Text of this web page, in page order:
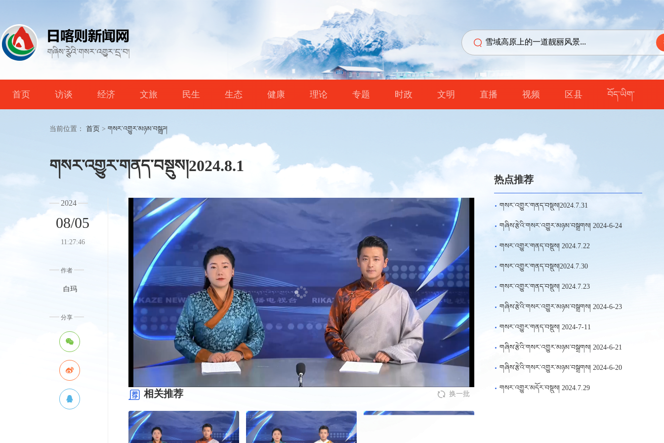
首页 访谈 经济 文旅 民生 生态 健康 理论 专题 时政 文明 直播 视频 区县 བོད་ཡིག་
当前位置： 首页 > གསར་འགྱུར་མཉམ་བསྒྲཌ།
གསར་འགྱུར་གནད་བསྡུས།2024.8.1
2024
08/05
11:27:46
作者
白玛
分享
0:00
相关推荐 换一批
热点推荐
གསར་འགྱུར་གནད་བསྡུས།2024.7.31
གཞིས་རྩེའི་གསར་འགྱུར་མཉམ་བསྒྲགས། 2024-6-24
གསར་འགྱུར་གནད་བསྡུས། 2024.7.22
གསར་འགྱུར་གནད་བསྡུས།2024.7.30
གསར་འགྱུར་གནད་བསྡུས། 2024.7.23
གཞིས་རྩེའི་གསར་འགྱུར་མཉམ་བསྒྲགས། 2024-6-23
གསར་འགྱུར་གནད་བསྡུས། 2024-7-11
གཞིས་རྩེའི་གསར་འགྱུར་མཉམ་བསྒྲགས། 2024-6-21
གཞིས་རྩེའི་གསར་འགྱུར་མཉམ་བསྒྲགས། 2024-6-20
གསར་འགྱུར་མདོར་བསྡུས། 2024.7.29